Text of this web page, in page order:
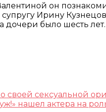
он
Ирину
было шесть лет.
своей сексуальной
нашел актера на